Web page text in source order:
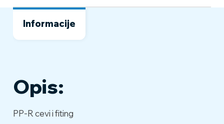
Informacije
Opis:
PP-R cevi i fiting